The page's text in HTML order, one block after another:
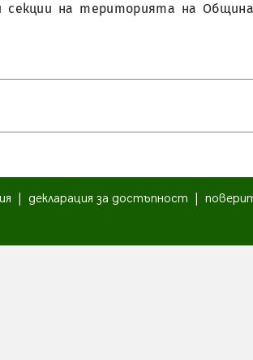
на територията на
декларация за достъпност